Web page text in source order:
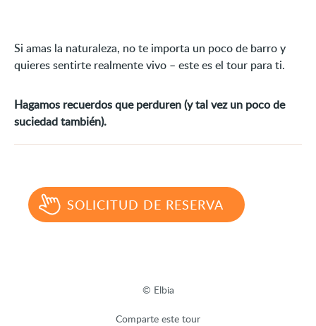
Si amas la naturaleza, no te importa un poco de barro y
quieres sentirte realmente vivo – este es el tour para ti.
Hagamos recuerdos que perduren (y tal vez un poco de
suciedad también).
SOLICITUD DE RESERVA
© Elbia
Comparte este tour